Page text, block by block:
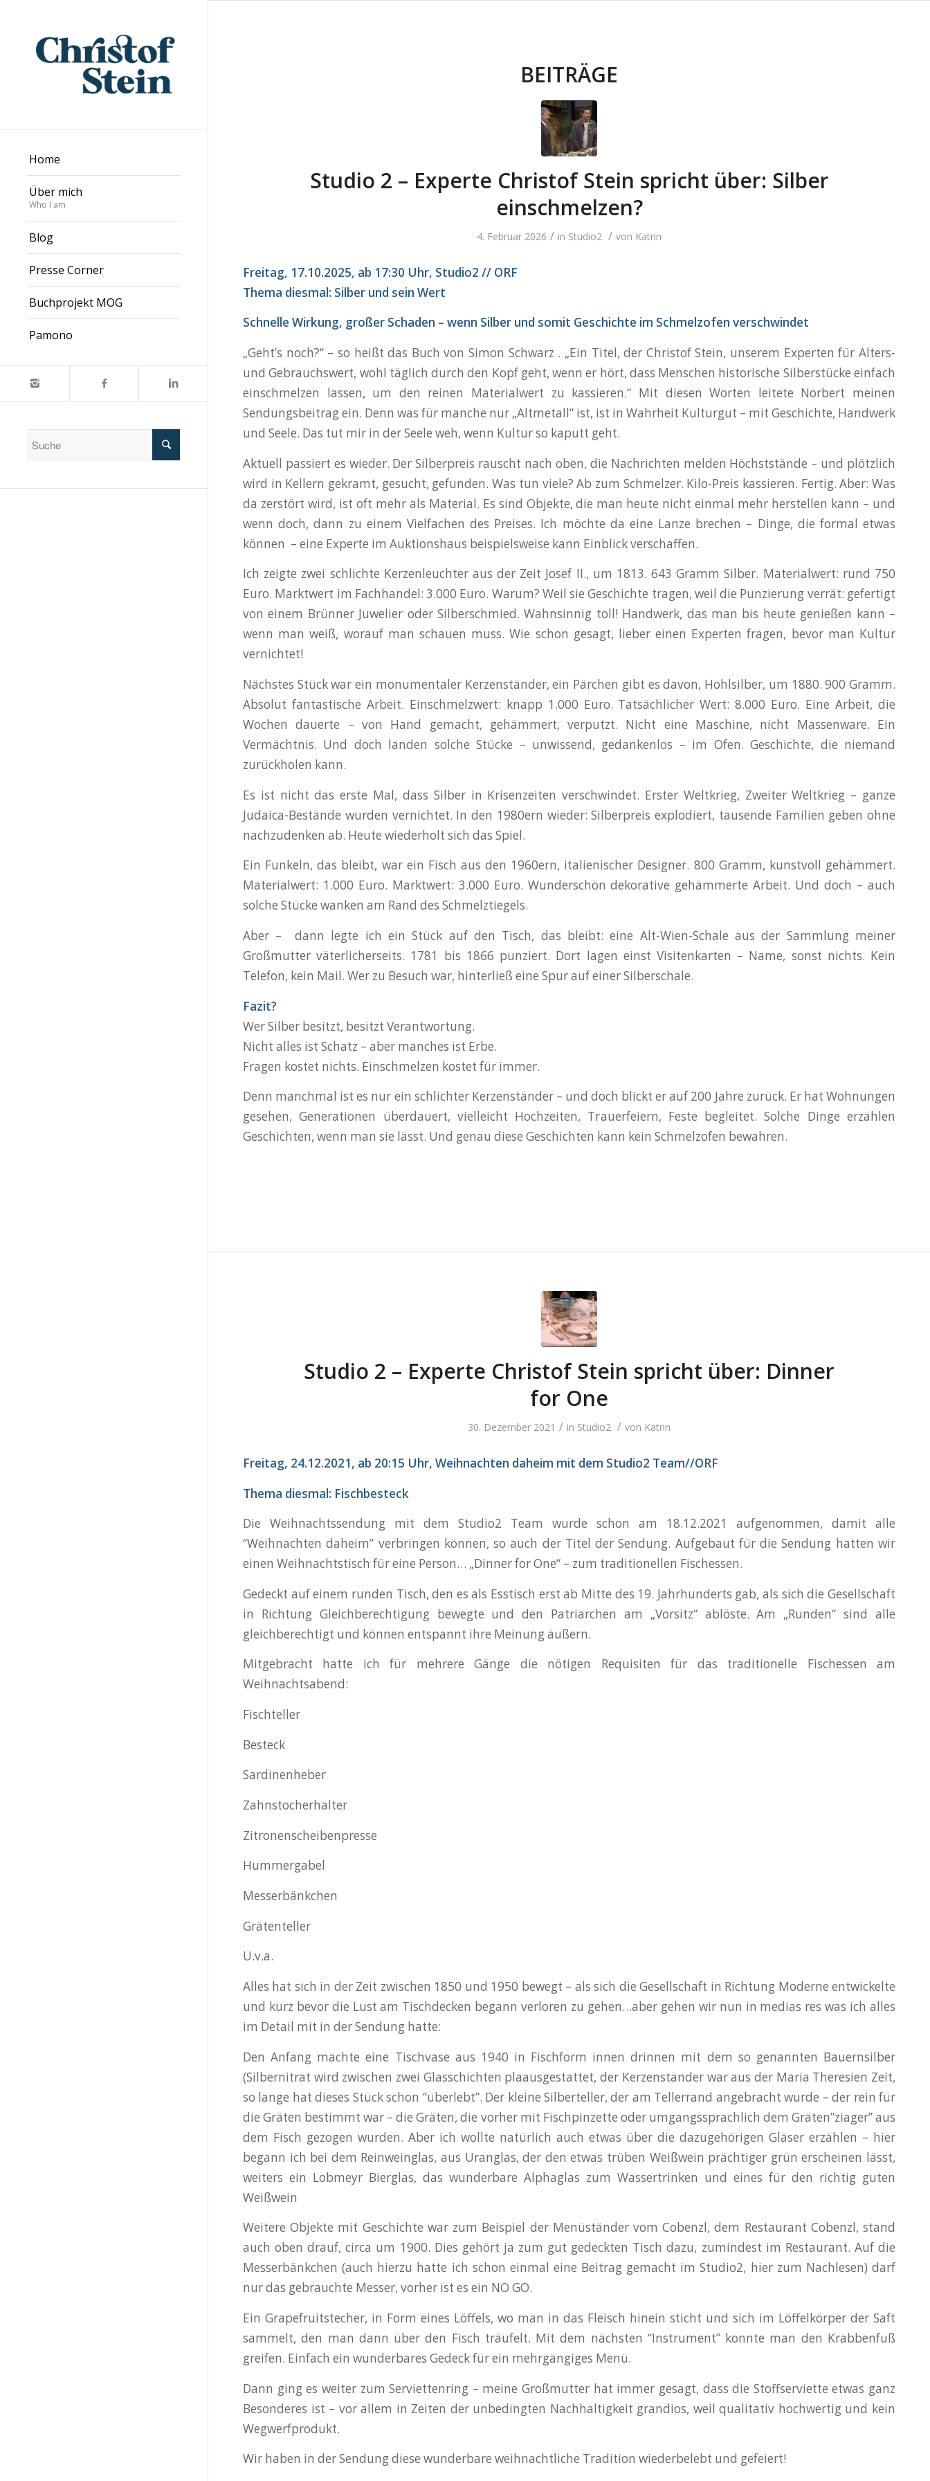
Home
Über mich
Who I am
Blog
Presse Corner
Buchprojekt MOG
Pamono
BEITRÄGE
Studio 2 – Experte Christof Stein spricht über: Silber
einschmelzen?
4. Februar 2026 / in Studio2 / von Katrin
Freitag, 17.10.2025, ab 17:30 Uhr, Studio2 // ORF
Thema diesmal: Silber und sein Wert
Schnelle Wirkung, großer Schaden – wenn Silber und somit Geschichte im Schmelzofen verschwindet
„Geht’s noch?“ – so heißt das Buch von Simon Schwarz . „Ein Titel, der Christof Stein, unserem Experten für Alters-
und Gebrauchswert, wohl täglich durch den Kopf geht, wenn er hört, dass Menschen historische Silberstücke einfach
einschmelzen lassen, um den reinen Materialwert zu kassieren.“ Mit diesen Worten leitete Norbert meinen
Sendungsbeitrag ein. Denn was für manche nur „Altmetall“ ist, ist in Wahrheit Kulturgut – mit Geschichte, Handwerk
und Seele. Das tut mir in der Seele weh, wenn Kultur so kaputt geht.
Aktuell passiert es wieder. Der Silberpreis rauscht nach oben, die Nachrichten melden Höchststände – und plötzlich
wird in Kellern gekramt, gesucht, gefunden. Was tun viele? Ab zum Schmelzer. Kilo-Preis kassieren. Fertig. Aber: Was
da zerstört wird, ist oft mehr als Material. Es sind Objekte, die man heute nicht einmal mehr herstellen kann – und
wenn doch, dann zu einem Vielfachen des Preises. Ich möchte da eine Lanze brechen – Dinge, die formal etwas
können – eine Experte im Auktionshaus beispielsweise kann Einblick verschaffen.
Ich zeigte zwei schlichte Kerzenleuchter aus der Zeit Josef II., um 1813. 643 Gramm Silber. Materialwert: rund 750
Euro. Marktwert im Fachhandel: 3.000 Euro. Warum? Weil sie Geschichte tragen, weil die Punzierung verrät: gefertigt
von einem Brünner Juwelier oder Silberschmied. Wahnsinnig toll! Handwerk, das man bis heute genießen kann –
wenn man weiß, worauf man schauen muss. Wie schon gesagt, lieber einen Experten fragen, bevor man Kultur
vernichtet!
Nächstes Stück war ein monumentaler Kerzenständer, ein Pärchen gibt es davon, Hohlsilber, um 1880. 900 Gramm.
Absolut fantastische Arbeit. Einschmelzwert: knapp 1.000 Euro. Tatsächlicher Wert: 8.000 Euro. Eine Arbeit, die
Wochen dauerte – von Hand gemacht, gehämmert, verputzt. Nicht eine Maschine, nicht Massenware. Ein
Vermächtnis. Und doch landen solche Stücke – unwissend, gedankenlos – im Ofen. Geschichte, die niemand
zurückholen kann.
Es ist nicht das erste Mal, dass Silber in Krisenzeiten verschwindet. Erster Weltkrieg, Zweiter Weltkrieg – ganze
Judaica-Bestände wurden vernichtet. In den 1980ern wieder: Silberpreis explodiert, tausende Familien geben ohne
nachzudenken ab. Heute wiederholt sich das Spiel.
Ein Funkeln, das bleibt, war ein Fisch aus den 1960ern, italienischer Designer. 800 Gramm, kunstvoll gehämmert.
Materialwert: 1.000 Euro. Marktwert: 3.000 Euro. Wunderschön dekorative gehämmerte Arbeit. Und doch – auch
solche Stücke wanken am Rand des Schmelztiegels.
Aber – dann legte ich ein Stück auf den Tisch, das bleibt: eine Alt-Wien-Schale aus der Sammlung meiner
Großmutter väterlicherseits. 1781 bis 1866 punziert. Dort lagen einst Visitenkarten – Name, sonst nichts. Kein
Telefon, kein Mail. Wer zu Besuch war, hinterließ eine Spur auf einer Silberschale.
Fazit?
Wer Silber besitzt, besitzt Verantwortung.
Nicht alles ist Schatz – aber manches ist Erbe.
Fragen kostet nichts. Einschmelzen kostet für immer.
Denn manchmal ist es nur ein schlichter Kerzenständer – und doch blickt er auf 200 Jahre zurück. Er hat Wohnungen
gesehen, Generationen überdauert, vielleicht Hochzeiten, Trauerfeiern, Feste begleitet. Solche Dinge erzählen
Geschichten, wenn man sie lässt. Und genau diese Geschichten kann kein Schmelzofen bewahren.
Studio 2 – Experte Christof Stein spricht über: Dinner
for One
30. Dezember 2021 / in Studio2 / von Katrin
Freitag, 24.12.2021, ab 20:15 Uhr, Weihnachten daheim mit dem Studio2 Team//ORF
Thema diesmal: Fischbesteck
Die Weihnachtssendung mit dem Studio2 Team wurde schon am 18.12.2021 aufgenommen, damit alle
“Weihnachten daheim” verbringen können, so auch der Titel der Sendung. Aufgebaut für die Sendung hatten wir
einen Weihnachtstisch für eine Person… „Dinner for One“ – zum traditionellen Fischessen.
Gedeckt auf einem runden Tisch, den es als Esstisch erst ab Mitte des 19. Jahrhunderts gab, als sich die Gesellschaft
in Richtung Gleichberechtigung bewegte und den Patriarchen am „Vorsitz“ ablöste. Am „Runden“ sind alle
gleichberechtigt und können entspannt ihre Meinung äußern.
Mitgebracht hatte ich für mehrere Gänge die nötigen Requisiten für das traditionelle Fischessen am
Weihnachtsabend:
Fischteller
Besteck
Sardinenheber
Zahnstocherhalter
Zitronenscheibenpresse
Hummergabel
Messerbänkchen
Grätenteller
U.v.a.
Alles hat sich in der Zeit zwischen 1850 und 1950 bewegt – als sich die Gesellschaft in Richtung Moderne entwickelte
und kurz bevor die Lust am Tischdecken begann verloren zu gehen…aber gehen wir nun in medias res was ich alles
im Detail mit in der Sendung hatte:
Den Anfang machte eine Tischvase aus 1940 in Fischform innen drinnen mit dem so genannten Bauernsilber
(Silbernitrat wird zwischen zwei Glasschichten plaausgestattet, der Kerzenständer war aus der Maria Theresien Zeit,
so lange hat dieses Stück schon “überlebt”. Der kleine Silberteller, der am Tellerrand angebracht wurde – der rein für
die Gräten bestimmt war – die Gräten, die vorher mit Fischpinzette oder umgangssprachlich dem Gräten”ziager” aus
dem Fisch gezogen wurden. Aber ich wollte natürlich auch etwas über die dazugehörigen Gläser erzählen – hier
begann ich bei dem Reinweinglas, aus Uranglas, der den etwas trüben Weißwein prächtiger grün erscheinen lässt,
weiters ein Lobmeyr Bierglas, das wunderbare Alphaglas zum Wassertrinken und eines für den richtig guten
Weißwein
Weitere Objekte mit Geschichte war zum Beispiel der Menüständer vom Cobenzl, dem Restaurant Cobenzl, stand
auch oben drauf, circa um 1900. Dies gehört ja zum gut gedeckten Tisch dazu, zumindest im Restaurant. Auf die
Messerbänkchen (auch hierzu hatte ich schon einmal eine Beitrag gemacht im Studio2, hier zum Nachlesen) darf
nur das gebrauchte Messer, vorher ist es ein NO GO.
Ein Grapefruitstecher, in Form eines Löffels, wo man in das Fleisch hinein sticht und sich im Löffelkörper der Saft
sammelt, den man dann über den Fisch träufelt. Mit dem nächsten “Instrument” konnte man den Krabbenfuß
greifen. Einfach ein wunderbares Gedeck für ein mehrgängiges Menü.
Dann ging es weiter zum Serviettenring – meine Großmutter hat immer gesagt, dass die Stoffserviette etwas ganz
Besonderes ist – vor allem in Zeiten der unbedingten Nachhaltigkeit grandios, weil qualitativ hochwertig und kein
Wegwerfprodukt.
Wir haben in der Sendung diese wunderbare weihnachtliche Tradition wiederbelebt und gefeiert!